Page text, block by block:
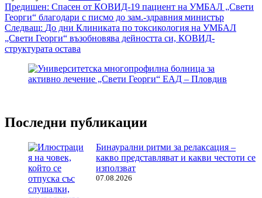
Навигация
Предишен: Спасен от КОВИД-19 пациент на УМБАЛ „Свети
Георги“ благодари с писмо до зам.-здравния министър
Следващ: До дни Клиниката по токсикология на УМБАЛ
„Свети Георги“ възобновява дейността си, КОВИД-
структурата остава
Последни публикации
Бинаурални ритми за релаксация –
какво представляват и какви честоти се
използват
07.08.2026